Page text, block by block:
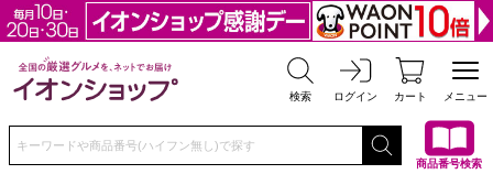
全国の厳選グルメを、ネットでお届け イオンショップ
検索 ログイン カート メニュー
検索キーワードまたは商品番号を入力してください
商品番号検索